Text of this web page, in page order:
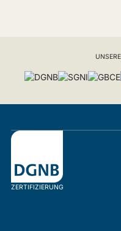
ZERTIFIZIERUNG